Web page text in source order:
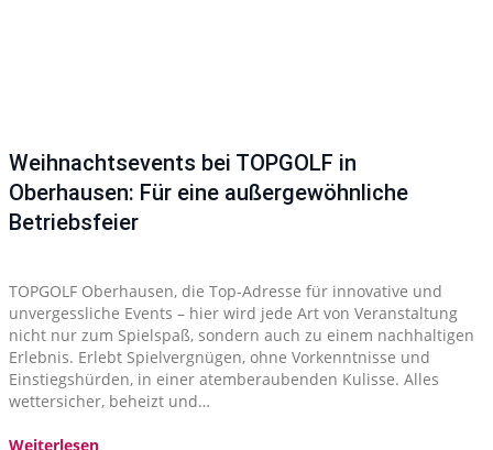
Weihnachtsevents bei TOPGOLF in
Oberhausen: Für eine außergewöhnliche
Betriebsfeier
TOPGOLF Oberhausen, die Top-Adresse für innovative und
unvergessliche Events – hier wird jede Art von Veranstaltung
nicht nur zum Spielspaß, sondern auch zu einem nachhaltigen
Erlebnis. Erlebt Spielvergnügen, ohne Vorkenntnisse und
Einstiegshürden, in einer atemberaubenden Kulisse. Alles
wettersicher, beheizt und…
Weiterlesen